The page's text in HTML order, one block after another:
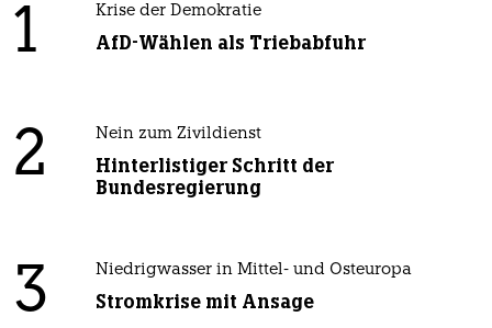
1 Krise der Demokratie
AfD-Wählen als Triebabfuhr
2 Nein zum Zivildienst
Hinterlistiger Schritt der
Bundesregierung
3 Niedrigwasser in Mittel- und Osteuropa
Stromkrise mit Ansage